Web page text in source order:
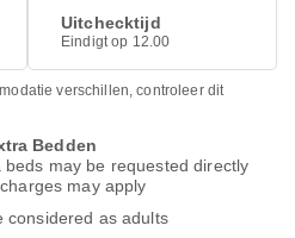
Uitchecktijd
Eindigt op 12.00
verschillen, controleer dit
Bedden
may be requested directly
may apply
considered as adults